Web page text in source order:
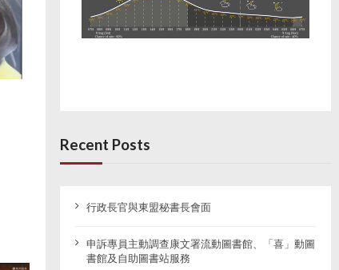
Recent Posts
行政長官與東盟秘書長會面
申訴專員主動調查康文署流動圖書館、「喜」動圖
書館及自助圖書站服務